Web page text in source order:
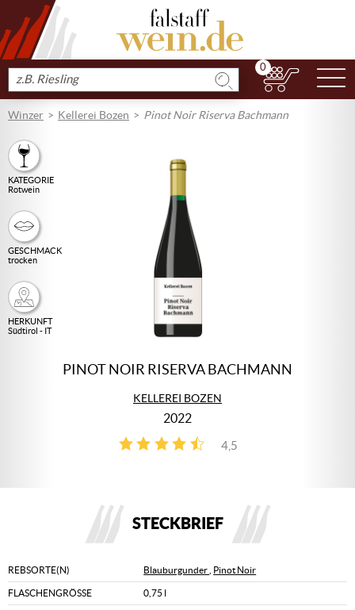
Produkt
suchen
0
Winzer Kellerei Bozen Pinot Noir Riserva Bachmann
KATEGORIE
Rotwein
GESCHMACK
trocken
HERKUNFT
Südtirol - IT
PINOT NOIR RISERVA BACHMANN
KELLEREI BOZEN
2022
4,5
4
STECKBRIEF
REBSORTE(N) Blauburgunder Pinot Noir
FLASCHENGRÖSSE 0,75 l